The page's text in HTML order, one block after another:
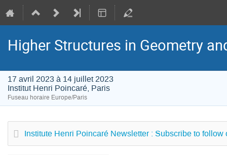
Higher Structures in Geometry
17 avril 2023 à 14 juillet 2023
Institut Henri Poincaré, Paris
Fuseau horaire Europe/Paris
Institute Henri Poincaré Newsletter : Subscribe to follow